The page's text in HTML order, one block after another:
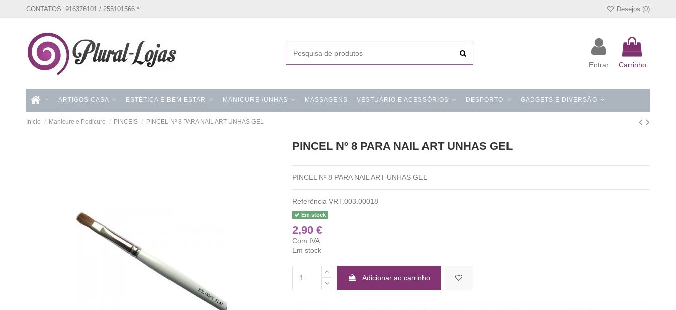
CONTATOS: 916376101 / 255101566 * Desejos (0)
Entrar Carrinho
ARTIGOS CASA ESTÉTICA E BEM ESTAR MANICURE /UNHAS MASSAGENS VESTUÁRIO E ACESSÓRIOS DESPORTO GADGETS E DIVERSÃO
Início Manicure e Pedicure PINCEIS PINCEL Nº 8 PARA NAIL ART UNHAS GEL
PINCEL Nº 8 PARA NAIL ART UNHAS GEL
PINCEL Nº 8 PARA NAIL ART UNHAS GEL
Referência VRT.003.00018
Em stock
2,90 €
Com IVA
Em stock
Adicionar ao carrinho